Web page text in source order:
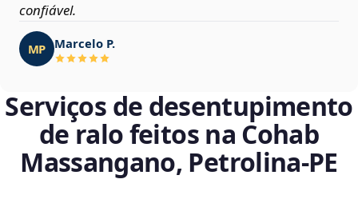
confiável.
MP Marcelo P.
Serviços de desentupimento
de ralo feitos na Cohab
Massangano, Petrolina‑PE